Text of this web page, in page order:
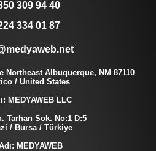
309 94 40
334 01 87
Northeast Albuquerque, NM 87110
/ United States
MEDYAWEB LLC
Tarhan Sok. No:1 D:5
/ Bursa / Türkiye
MEDYAWEB